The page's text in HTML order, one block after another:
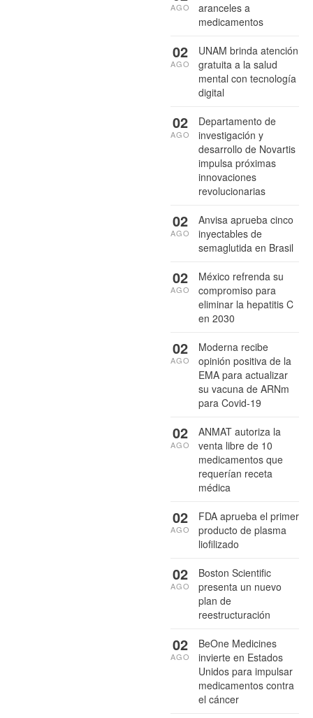
aranceles a
medicamentos
AGO
UNAM brinda atención
gratuita a la salud
mental con tecnología
digital
02
AGO
Departamento de
investigación y
desarrollo de Novartis
impulsa próximas
innovaciones
revolucionarias
02
AGO
Anvisa aprueba cinco
inyectables de
semaglutida en Brasil
02
AGO
México refrenda su
compromiso para
eliminar la hepatitis C
en 2030
02
AGO
Moderna recibe
opinión positiva de la
EMA para actualizar
su vacuna de ARNm
para Covid-19
02
AGO
ANMAT autoriza la
venta libre de 10
medicamentos que
requerían receta
médica
02
AGO
FDA aprueba el primer
producto de plasma
liofilizado
02
AGO
Boston Scientific
presenta un nuevo
plan de
reestructuración
02
AGO
BeOne Medicines
invierte en Estados
Unidos para impulsar
medicamentos contra
el cáncer
02
AGO